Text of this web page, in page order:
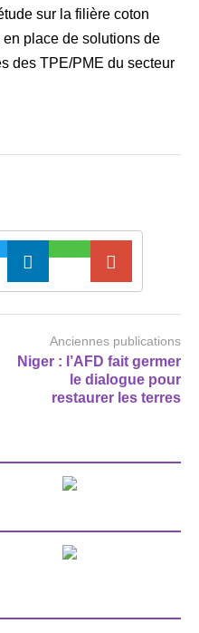
sur la filière coton
place de solutions de
des TPE/PME du secteur
Anciennes publications
Niger : l’AFD fait germer
le dialogue pour
restaurer les terres